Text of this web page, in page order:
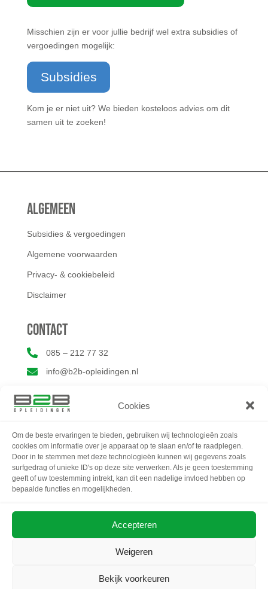
Cookies
Om de beste ervaringen te bieden, gebruiken wij technologieën zoals
cookies om informatie over je apparaat op te slaan en/of te raadplegen.
Door in te stemmen met deze technologieën kunnen wij gegevens zoals
surfgedrag of unieke ID's op deze site verwerken. Als je geen toestemming
geeft of uw toestemming intrekt, kan dit een nadelige invloed hebben op
bepaalde functies en mogelijkheden.
Accepteren
Weigeren
Bekijk voorkeuren
Misschien zijn er voor jullie bedrijf wel extra subsidies of
vergoedingen mogelijk:
Subsidies
Kom je er niet uit? We bieden kosteloos advies om dit
samen uit te zoeken!
Algemeen
Subsidies & vergoedingen
Algemene voorwaarden
Privacy- & cookiebeleid
Disclaimer
Contact
 085 – 212 77 32
 info@b2b-opleidingen.nl
B2B Opleidingen B.V. | KVK 98627619 | BTW